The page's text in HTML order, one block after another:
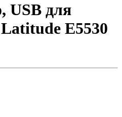
USB для
E5530